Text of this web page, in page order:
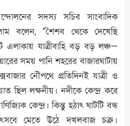
সদস্য সচিব সাংবাদিক
বলেন, “শৈশব থেকে দেখেছি
এলাকায় যাত্রীবাহি বড় বড় লঞ্চ—
সময় পানি শহরের বাজারঘাটায়
নৌপথে প্রতিদিনই যাত্রী ও
ছিল লক্ষনীয়। নদীকে কেন্দ্র করে
কেন্দ্র। কিন্তু হঠাৎ ঘাটটি বন্ধ
মেতে উঠে দখলবাজ চক্র।